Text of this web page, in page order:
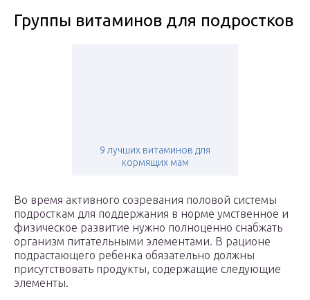
Группы витаминов для подростков
9 лучших витаминов для
кормящих мам
Во время активного созревания половой системы
подросткам для поддержания в норме умственное и
физическое развитие нужно полноценно снабжать
организм питательными элементами. В рационе
подрастающего ребенка обязательно должны
присутствовать продукты, содержащие следующие
элементы.